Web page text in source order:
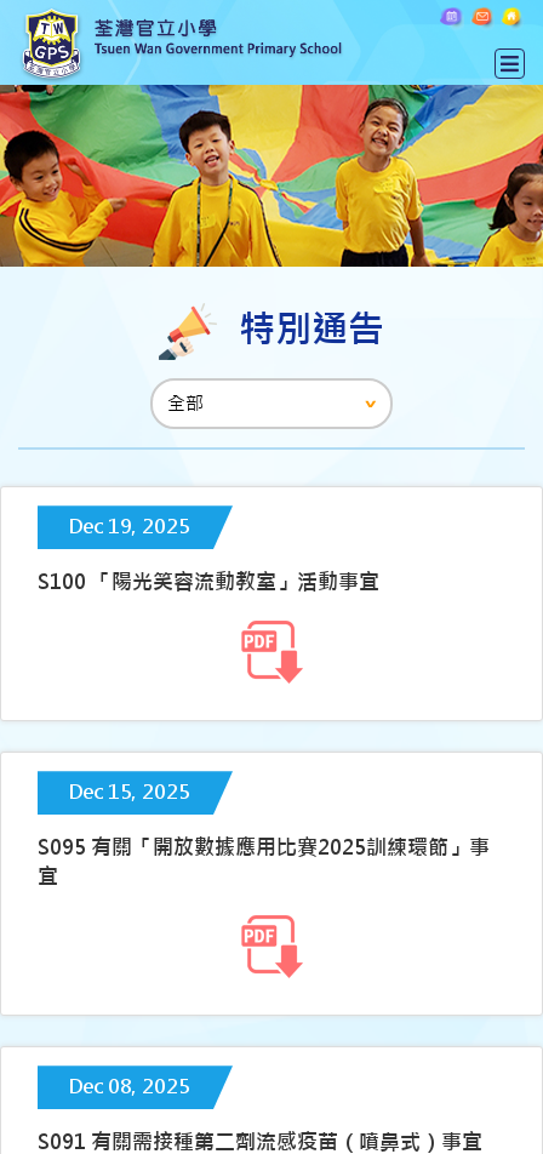
特別通告
Dec 19, 2025
S100 「陽光笑容流動教室」活動事宜
Dec 15, 2025
S095 有關「開放數據應用比賽2025訓練環節」事
宜
Dec 08, 2025
S091 有關需接種第二劑流感疫苗（噴鼻式）事宜